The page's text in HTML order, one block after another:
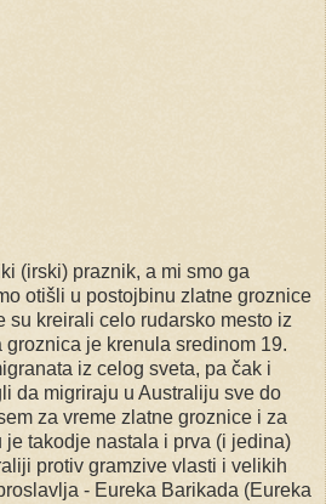
(irski) praznik, a mi smo ga
otišli u postojbinu zlatne groznice
su kreirali celo rudarsko mesto iz
je krenula sredinom 19.
iz celog sveta, pa čak i
da migriraju u Australiju sve do
za vreme zlatne groznice i za
je takodje nastala i prva (i jedina)
protiv gramzive vlasti i velikih
- Eureka Barikada (Eureka